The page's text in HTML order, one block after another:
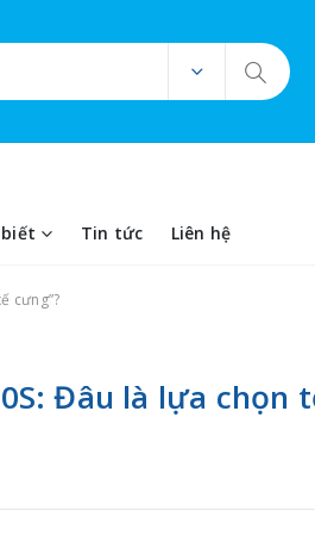
biết Tin tức Liên hệ
cưng”?
Đâu là lựa chọn